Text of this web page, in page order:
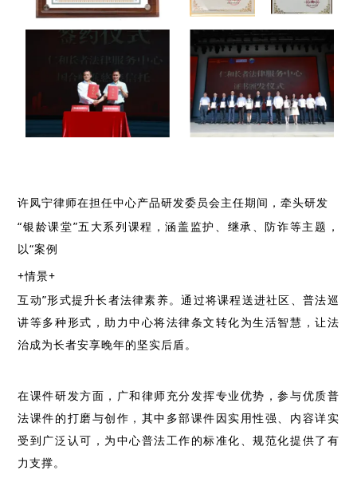
许凤宁律师在担任中心产品研发委员会主任期间，牵头研发
“银龄课堂”五大系列课程，涵盖监护、继承、防诈等主题，
以“案例
+情景+
互动”形式提升长者法律素养。通过将课程送进社区、普法巡
讲等多种形式，助力中心将法律条文转化为生活智慧，让法
治成为长者安享晚年的坚实后盾。
在课件研发方面，广和律师充分发挥专业优势，参与优质普
法课件的打磨与创作，其中多部课件因实用性强、内容详实
受到广泛认可，为中心普法工作的标准化、规范化提供了有
力支撑。